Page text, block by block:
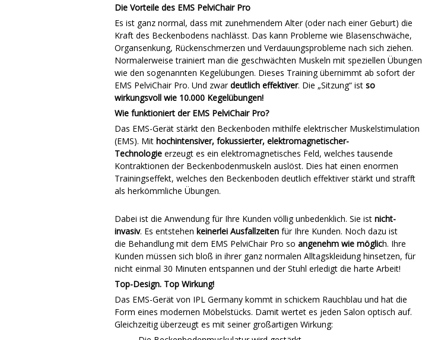
Die Vorteile des EMS PelviChair Pro
Es ist ganz normal, dass mit zunehmendem Alter (oder nach einer Geburt) die
Kraft des Beckenbodens nachlässt. Das kann Probleme wie Blasenschwäche,
Organsenkung, Rückenschmerzen und Verdauungsprobleme nach sich ziehen.
Normalerweise trainiert man die geschwächten Muskeln mit speziellen Übungen
wie den sogenannten Kegelübungen. Dieses Training übernimmt ab sofort der
EMS PelviChair Pro. Und zwardeutlich effektiver. Die „Sitzung“ ist so
wirkungsvoll wie 10.000 Kegelübungen!
Wie funktioniert der EMS PelviChair Pro?
Das EMS-Gerät stärkt den Beckenboden mithilfe elektrischer Muskelstimulation
(EMS). Mit hochintensiver, fokussierter, elektromagnetischer-
Technologie erzeugt es ein elektromagnetisches Feld, welches tausende
Kontraktionen der Beckenbodenmuskeln auslöst. Dies hat einen enormen
Trainingseffekt, welches den Beckenboden deutlich effektiver stärkt und strafft
als herkömmliche Übungen.
Dabei ist die Anwendung für Ihre Kunden völlig unbedenklich. Sie ist nicht-
invasiv. Es entstehen keinerlei Ausfallzeiten für Ihre Kunden. Noch dazu ist
die Behandlung mit dem EMS PelviChair Pro so angenehm wie möglich. Ihre
Kunden müssen sich bloß in ihrer ganz normalen Alltagskleidung hinsetzen, für
nicht einmal 30 Minuten entspannen und der Stuhl erledigt die harte Arbeit!
Top-Design. Top Wirkung!
Das EMS-Gerät von IPL Germany kommt in schickem Rauchblau und hat die
Form eines modernen Möbelstücks. Damit wertet es jeden Salon optisch auf.
Gleichzeitig überzeugt es mit seiner großartigen Wirkung: